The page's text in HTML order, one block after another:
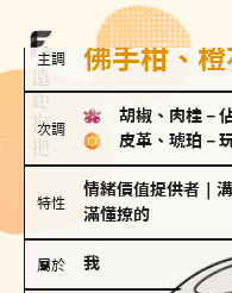
主調 佛手柑、
次調
胡椒、肉桂 －
皮革、琥珀 －
特性
情緒價值提供者
滿懂撩的
屬於 我